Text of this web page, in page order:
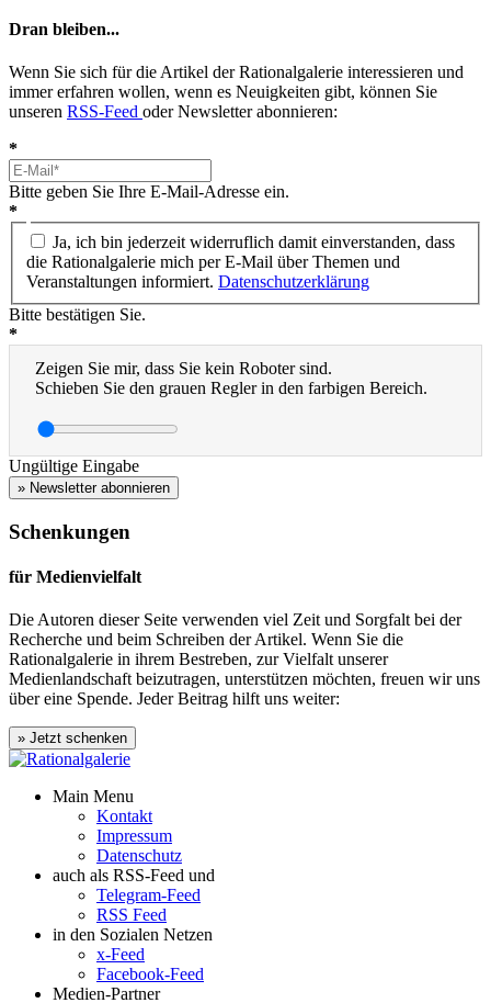
Dran bleiben...
Wenn Sie sich für die Artikel der Rationalgalerie interessieren und
immer erfahren wollen, wenn es Neuigkeiten gibt, können Sie
unseren RSS-Feed oder Newsletter abonnieren:
*
Bitte geben Sie Ihre E-Mail-Adresse ein.
*
Ja, ich bin jederzeit widerruflich damit einverstanden, dass
die Rationalgalerie mich per E-Mail über Themen und
Veranstaltungen informiert. Datenschutzerklärung
Bitte bestätigen Sie.
*
Zeigen Sie mir, dass Sie kein Roboter sind.
Schieben Sie den grauen Regler in den farbigen Bereich.
Ungültige Eingabe
» Newsletter abonnieren
Schenkungen
für Medienvielfalt
Die Autoren dieser Seite verwenden viel Zeit und Sorgfalt bei der
Recherche und beim Schreiben der Artikel. Wenn Sie die
Rationalgalerie in ihrem Bestreben, zur Vielfalt unserer
Medienlandschaft beizutragen, unterstützen möchten, freuen wir uns
über eine Spende. Jeder Beitrag hilft uns weiter:
Main Menu
Kontakt
Impressum
Datenschutz
auch als RSS-Feed und
Telegram-Feed
RSS Feed
in den Sozialen Netzen
x-Feed
Facebook-Feed
Medien-Partner